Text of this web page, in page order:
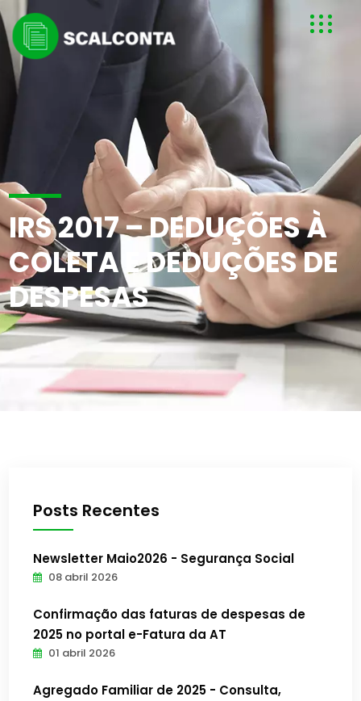
IRS 2017 – DEDUÇÕES À
COLETA E DEDUÇÕES DE
DESPESAS
Posts Recentes
Newsletter Maio2026 - Segurança Social
08 abril 2026
Confirmação das faturas de despesas de
2025 no portal e-Fatura da AT
01 abril 2026
Agregado Familiar de 2025 - Consulta,